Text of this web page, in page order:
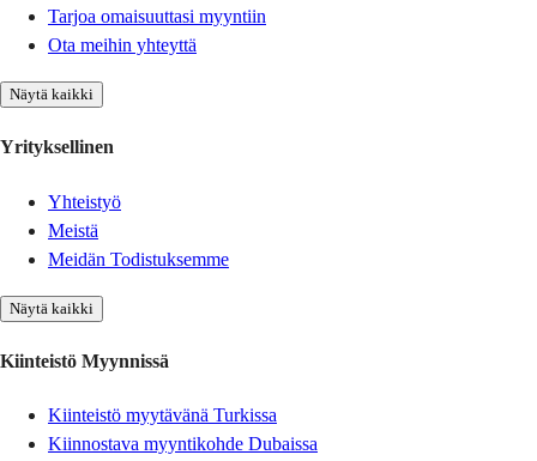
Tarjoa omaisuuttasi myyntiin
Ota meihin yhteyttä
Näytä kaikki
Yrityksellinen
Yhteistyö
Meistä
Meidän Todistuksemme
Näytä kaikki
Kiinteistö Myynnissä
Kiinteistö myytävänä Turkissa
Kiinnostava myyntikohde Dubaissa